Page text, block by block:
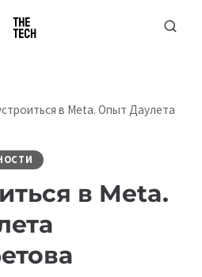
в Meta. Опыт Даулета
в Meta.